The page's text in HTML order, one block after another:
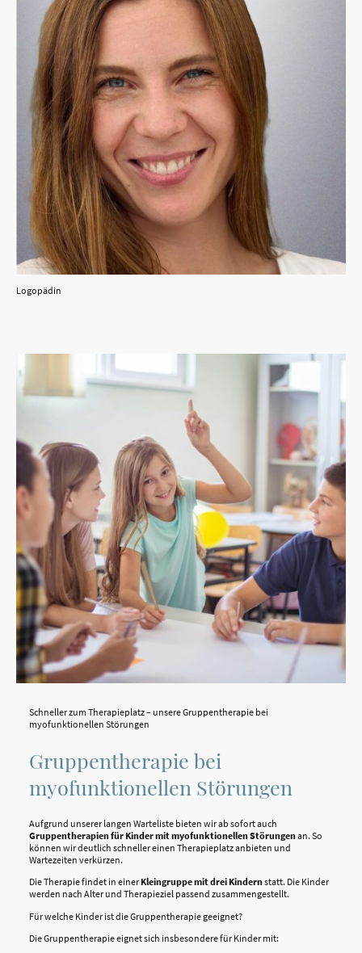
Logopädin
Schneller zum Therapieplatz – unsere Gruppentherapie bei
myofunktionellen Störungen
Gruppentherapie bei
myofunktionellen Störungen
Aufgrund unserer langen Warteliste bieten wir ab sofort auch
Gruppentherapien für Kinder mit myofunktionellen Störungenan. So
können wir deutlich schneller einen Therapieplatz anbieten und
Wartezeiten verkürzen.
Die Therapie findet in einerKleingruppe mit drei Kindernstatt. Die Kinder
werden nach Alter und Therapieziel passend zusammengestellt.
Für welche Kinder ist die Gruppentherapie geeignet?
Die Gruppentherapie eignet sich insbesondere für Kinder mit: